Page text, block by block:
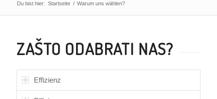
Du bist hier: Startseite / Warum uns wählen?
ZAŠTO ODABRATI NAS?
Effizienz